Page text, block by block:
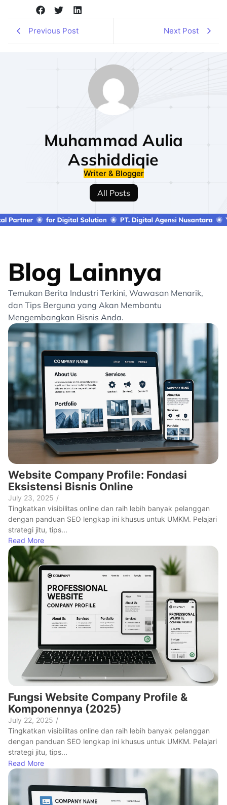
Previous Post Next Post
Muhammad Aulia
Asshiddiqie
Writer & Blogger
All Posts
Blog Lainnya
Temukan Berita Industri Terkini, Wawasan Menarik,
dan Tips Berguna yang Akan Membantu
Mengembangkan Bisnis Anda.
Website Company Profile: Fondasi
Eksistensi Bisnis Online
July 23, 2025 /
Tingkatkan visibilitas online dan raih lebih banyak pelanggan
dengan panduan SEO lengkap ini khusus untuk UMKM. Pelajari
strategi jitu, tips...
Read More
Fungsi Website Company Profile &
Komponennya (2025)
July 22, 2025 /
Tingkatkan visibilitas online dan raih lebih banyak pelanggan
dengan panduan SEO lengkap ini khusus untuk UMKM. Pelajari
strategi jitu, tips...
Read More